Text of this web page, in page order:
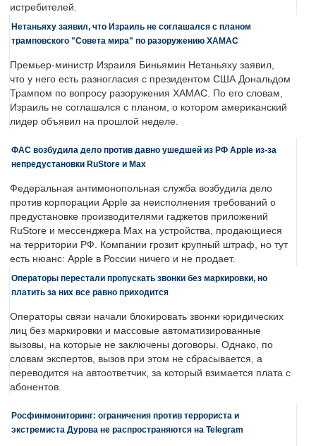
истребителей.
Нетаньяху заявил, что Израиль не соглашался с планом
трамповского "Совета мира" по разоружению ХАМАС
Премьер-министр Израиля Биньямин Нетаньяху заявил,
что у него есть разногласия с президентом США Дональдом
Трампом по вопросу разоружения ХАМАС. По его словам,
Израиль не соглашался с планом, о котором американский
лидер объявил на прошлой неделе.
ФАС возбудила дело против давно ушедшей из РФ Apple из-за
непредустановки RuStore и Max
Федеральная антимонопольная служба возбудила дело
против корпорации Apple за неисполнения требований о
предустановке производителями гаджетов приложений
RuStore и мессенджера Max на устройства, продающиеся
на территории РФ. Компании грозит крупный штраф, но тут
есть нюанс: Apple в России ничего и не продает.
Операторы перестали пропускать звонки без маркировки, но
платить за них все равно приходится
Операторы связи начали блокировать звонки юридических
лиц без маркировки и массовые автоматизированные
вызовы, на которые не заключены договоры. Однако, по
словам экспертов, вызов при этом не сбрасывается, а
переводится на автоответчик, за который взимается плата с
абонентов.
Росфинмониторинг: ограничения против террориста и
экстремиста Дурова не распространяются на Telegram